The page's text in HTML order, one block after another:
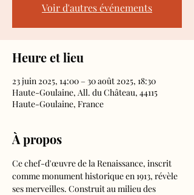
Voir d'autres événements
Heure et lieu
23 juin 2025, 14:00 – 30 août 2025, 18:30
Haute-Goulaine, All. du Château, 44115
Haute-Goulaine, France
À propos
Ce chef-d'œuvre de la Renaissance, inscrit
comme monument historique en 1913, révèle
ses merveilles. Construit au milieu des